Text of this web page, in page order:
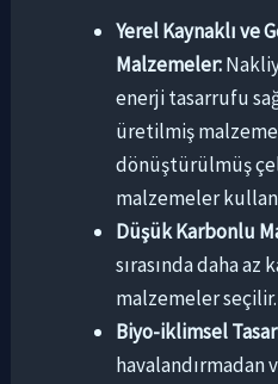
Yerel Kaynaklı ve
Malzemeler:
enerji tasarrufu
üretilmiş
dönüştürülmüş
malzemeler
Düşük Karbonlu
sırasında daha az
malzemeler seçilir.
Biyo-iklimsel
havalandırmadan